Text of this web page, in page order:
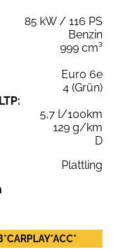
85 kW / 116 PS
Benzin
999 cm³
Euro 6e
4 (Grün)
5,7 l/100km
129 g/km
D
Plattling